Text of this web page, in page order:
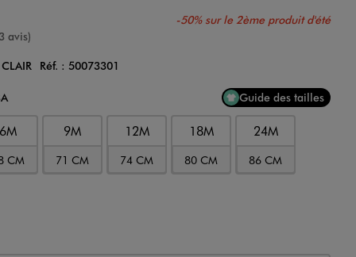
-50% sur le 2ème produit d'été
avis)
Réf. : 50073301
Guide des tailles
6M
CM
9M
71 CM
12M
74 CM
18M
80 CM
24M
86 CM